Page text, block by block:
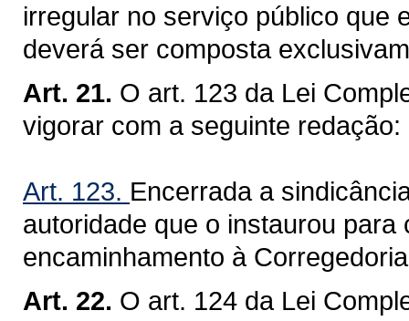
irregular no serviço público que
deverá ser composta
Art. 21. O art. 123 da Lei
vigorar com a seguinte redação:
Art. 123. Encerrada a
autoridade que o instaurou
encaminhamento à
Art. 22. O art. 124 da Lei